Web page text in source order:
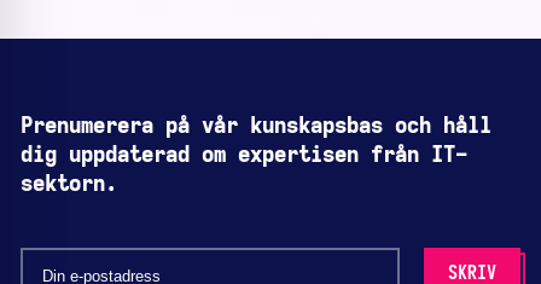
Prenumerera på vår kunskapsbas och håll
dig uppdaterad om expertisen från IT-
sektorn.